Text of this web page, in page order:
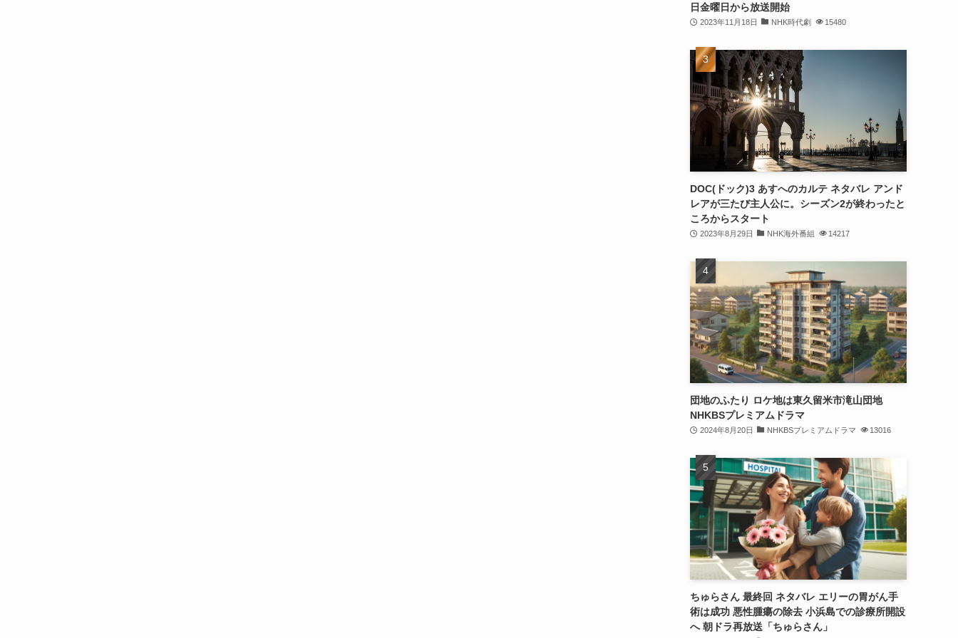
日金曜日から放送開始
2023年11月18日 NHK時代劇 15480
DOC(ドック)3 あすへのカルテ ネタバレ アンド
レアが三たび主人公に。シーズン2が終わったと
ころからスタート
2023年8月29日 NHK海外番組 14217
団地のふたり ロケ地は東久留米市滝山団地
NHKBSプレミアムドラマ
2024年8月20日 NHKBSプレミアムドラマ 13016
ちゅらさん 最終回 ネタバレ エリーの胃がん手
術は成功 悪性腫瘍の除去 小浜島での診療所開設
へ 朝ドラ再放送「ちゅらさん」